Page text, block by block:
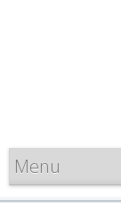
Menu